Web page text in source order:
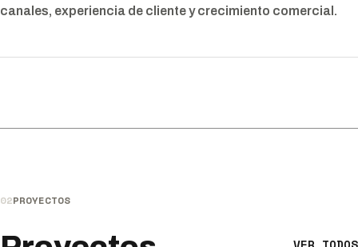
canales, experiencia de cliente y crecimiento comercial.
02PROYECTOS